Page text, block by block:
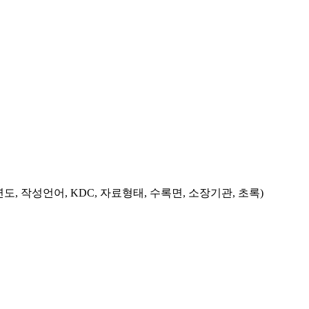
, 작성언어, KDC, 자료형태, 수록면, 소장기관, 초록)